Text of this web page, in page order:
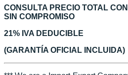
CONSULTA PRECIO TOTAL
SIN COMPROMISO
21% IVA DEDUCIBLE
(GARANTÍA OFICIAL INCLUIDA)